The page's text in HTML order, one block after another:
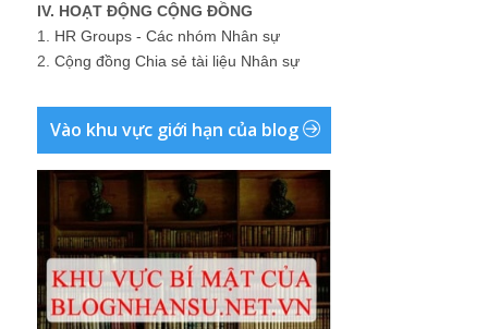
IV. HOẠT ĐỘNG CỘNG ĐỒNG
1. HR Groups - Các nhóm Nhân sự
2. Cộng đồng Chia sẻ tài liệu Nhân sự
Vào khu vực giới hạn của blog